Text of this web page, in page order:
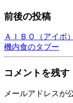
前後の投稿
ＡＩＢＯ（アイボ
機内食のタブー
コメントを残す
メールアドレスが